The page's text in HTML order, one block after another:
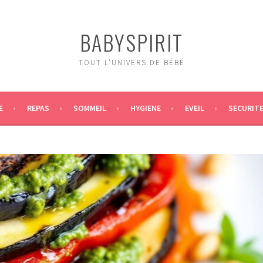
BABYSPIRIT
TOUT L'UNIVERS DE BÉBÉ
REPAS SOMMEIL HYGIENE EVEIL SECURITE